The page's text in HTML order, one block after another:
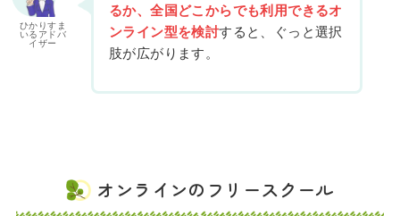
ひかりすま
いるアドバ
イザー
るか、全国どこからでも利用できるオ
ンライン型を検討すると、ぐっと選択
肢が広がります。
オンラインのフリースクール